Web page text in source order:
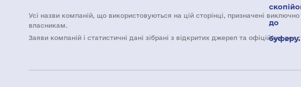
до
буферу.
Усі назви компаній, що використовуються на цій сторінці, призначені
власникам.
Заяви компаній i статистичні дані зібрані з відкритих джерел та офіційних